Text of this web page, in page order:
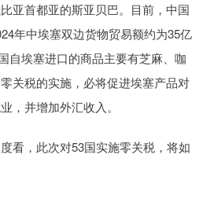
亚首都亚的斯亚贝巴。目前，中国
年中埃塞双边货物贸易额约为35亿
自埃塞进口的商品主要有芝麻、咖
关税的实施，必将促进埃塞产品对
，并增加外汇收入。
，此次对53国实施零关税，将如